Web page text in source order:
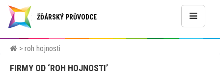
ŽĎÁRSKÝ PRŮVODCE
> roh hojnosti
FIRMY OD ‘ROH HOJNOSTI’